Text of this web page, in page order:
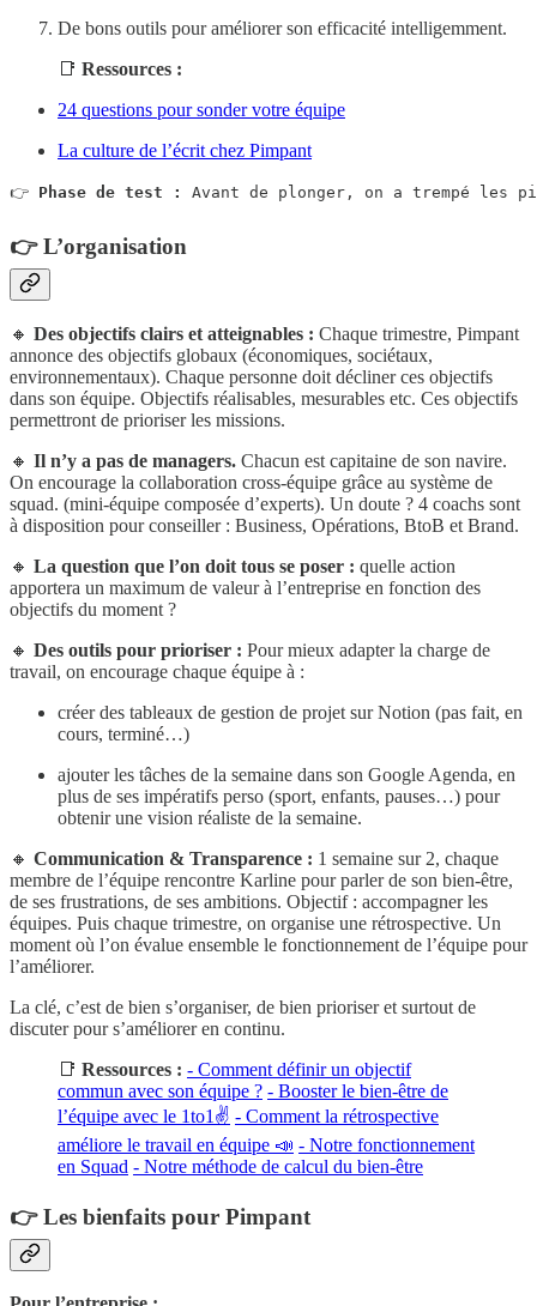
De bons outils pour améliorer son efficacité intelligemment.
📑 Ressources :
24 questions pour sonder votre équipe
La culture de l’écrit chez Pimpant
👉 Phase de test : Avant de plonger, on a trempé les
👉L’organisation
🔸 Des objectifs clairs et atteignables : Chaque trimestre, Pimpant
annonce des objectifs globaux (économiques, sociétaux,
environnementaux). Chaque personne doit décliner ces objectifs
dans son équipe. Objectifs réalisables, mesurables etc. Ces objectifs
permettront de prioriser les missions.
🔸 Il n’y a pas de managers. Chacun est capitaine de son navire.
On encourage la collaboration cross-équipe grâce au système de
squad. (mini-équipe composée d’experts). Un doute ? 4 coachs sont
à disposition pour conseiller : Business, Opérations, BtoB et Brand.
🔸 La question que l’on doit tous se poser : quelle action
apportera un maximum de valeur à l’entreprise en fonction des
objectifs du moment ?
🔸 Des outils pour prioriser : Pour mieux adapter la charge de
travail, on encourage chaque équipe à :
créer des tableaux de gestion de projet sur Notion (pas fait, en
cours, terminé…)
ajouter les tâches de la semaine dans son Google Agenda, en
plus de ses impératifs perso (sport, enfants, pauses…) pour
obtenir une vision réaliste de la semaine.
🔸 Communication & Transparence : 1 semaine sur 2, chaque
membre de l’équipe rencontre Karline pour parler de son bien-être,
de ses frustrations, de ses ambitions. Objectif : accompagner les
équipes. Puis chaque trimestre, on organise une rétrospective. Un
moment où l’on évalue ensemble le fonctionnement de l’équipe pour
l’améliorer.
La clé, c’est de bien s’organiser, de bien prioriser et surtout de
discuter pour s’améliorer en continu.
📑 Ressources : - Comment définir un objectif
commun avec son équipe ? - Booster le bien-être de
l’équipe avec le 1to1✌ - Comment la rétrospective
améliore le travail en équipe 📣 - Notre fonctionnement
en Squad - Notre méthode de calcul du bien-être
👉Les bienfaits pour Pimpant